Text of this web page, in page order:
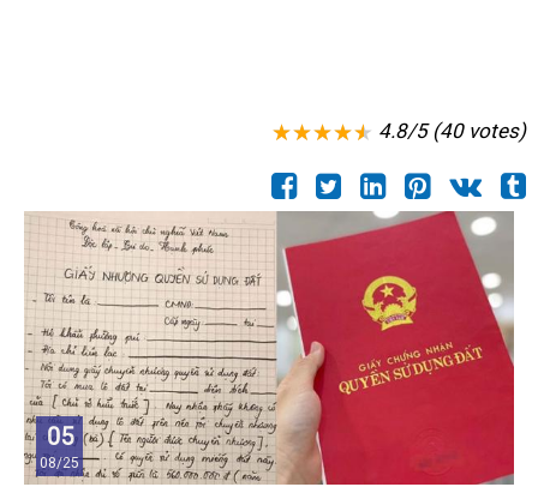
4.8/5 (40 votes)
05
08/25